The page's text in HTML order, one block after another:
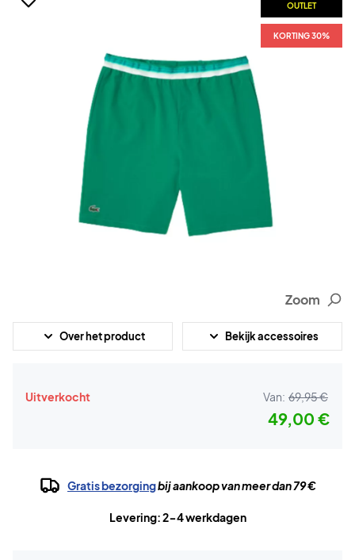
OUTLET
KORTING 30%
Zoom
Over het product Bekijk accessoires
Uitverkocht Van: 69,95 €
49,00 €
Gratis bezorgingbij aankoop van meer dan 79 €
Levering: 2-4 werkdagen